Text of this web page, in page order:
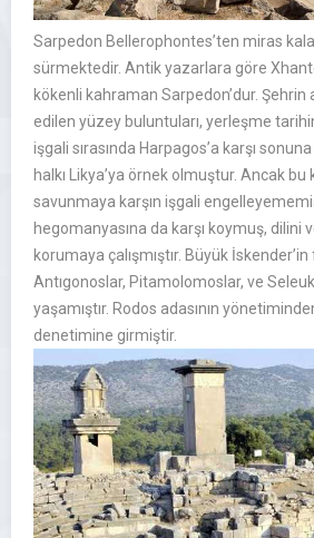
Sarpedon Bellerophontes’ten miras
sürmektedir. Antik yazarlara göre
kökenli kahraman Sarpedon’dur.
edilen yüzey buluntuları, yerleşme
işgali sırasında Harpagos’a karşı
halkı Likya’ya örnek olmuştur. Ancak
savunmaya karşın işgali
hegomanyasına da karşı koymuş, dilini
korumaya çalışmıştır. Büyük
Antıgonoslar, Pitamolomoslar, ve
yaşamıştır. Rodos adasının
denetimine girmiştir.